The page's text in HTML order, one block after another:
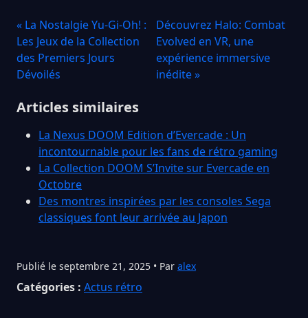
« La Nostalgie Yu-Gi-Oh! :
Les Jeux de la Collection
des Premiers Jours
Dévoilés
Découvrez Halo: Combat
Evolved en VR, une
expérience immersive
inédite »
Articles similaires
La Nexus DOOM Edition d’Evercade : Un
incontournable pour les fans de rétro gaming
La Collection DOOM S’Invite sur Evercade en
Octobre
Des montres inspirées par les consoles Sega
classiques font leur arrivée au Japon
Publié le septembre 21, 2025 • Par alex
Catégories : Actus rétro